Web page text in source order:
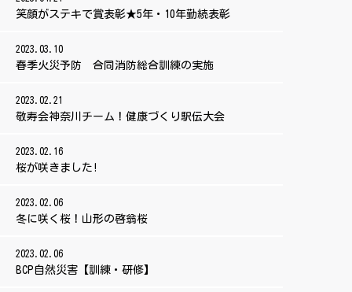
笑顔がステキで賞表彰★5年・10年勤続表彰
2023.03.10
春季火災予防 合同消防総合訓練の実施
2023.02.21
敬寿会神奈川チーム！健康づくり駅伝大会
2023.02.16
桜が咲きました!
2023.02.06
冬に咲く桜！山形の啓翁桜
2023.02.06
BCP自然災害【訓練・研修】